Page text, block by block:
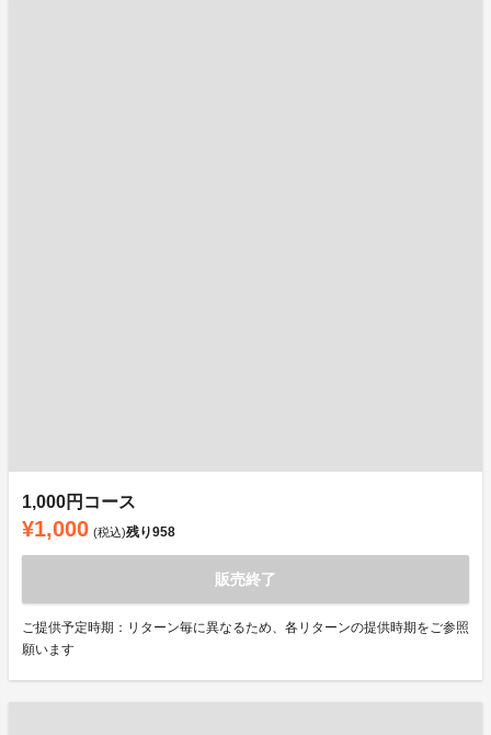
1,000円コース
¥1,000 (税込)残り958
販売終了
ご提供予定時期：リターン毎に異なるため、各リターンの提供時期をご参照
願います